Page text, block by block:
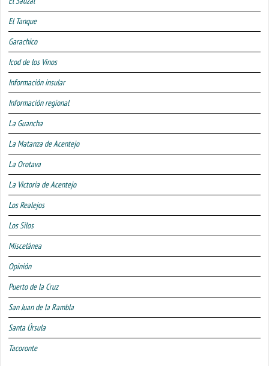
El Tanque
Garachico
Icod de los Vinos
Información insular
Información regional
La Guancha
La Matanza de Acentejo
La Orotava
La Victoria de Acentejo
Los Realejos
Los Silos
Miscelánea
Opinión
Puerto de la Cruz
San Juan de la Rambla
Santa Úrsula
Tacoronte